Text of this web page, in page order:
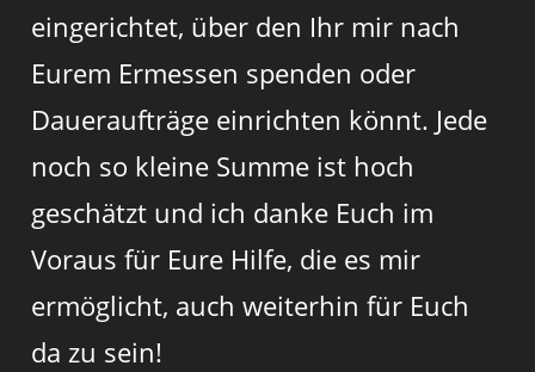
eingerichtet, über den Ihr mir nach
Eurem Ermessen spenden oder
Daueraufträge einrichten könnt. Jede
noch so kleine Summe ist hoch
geschätzt und ich danke Euch im
Voraus für Eure Hilfe, die es mir
ermöglicht, auch weiterhin für Euch
da zu sein!